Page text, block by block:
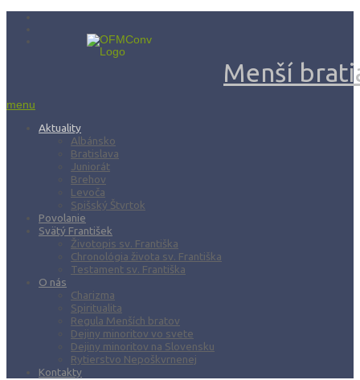
Menší
menu
Aktuality
Albánsko
Bratislava
Juniorát
Brehov
Levoča
Spišský Štvrtok
Povolanie
Svätý František
Životopis sv. Františka
Chronológia života sv. Františka
Testament sv. Františka
O nás
Charizma
Spiritualita
Regula Menších bratov
Dejiny minoritov vo svete
Dejiny minoritov na Slovensku
Rytierstvo Nepoškvrnenej
Kontakty